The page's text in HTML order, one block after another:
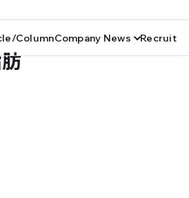
ColumnCompany News Recruit